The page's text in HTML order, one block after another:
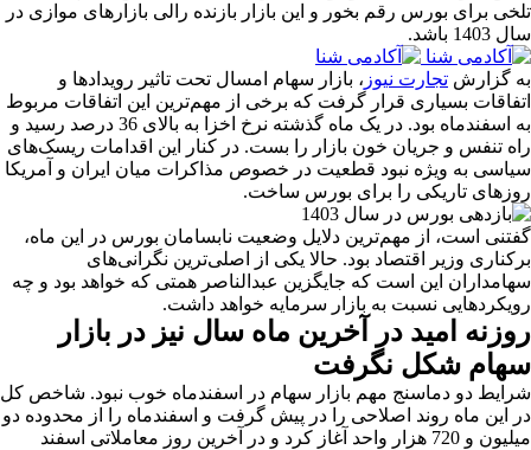
تلخی برای بورس رقم بخور و این بازار بازنده رالی بازارهای موازی در
سال 1403 باشد.
به گزارش تجارت نیوز ، بازار سهام امسال تحت تاثیر رویدادها و
اتفاقات بسیاری قرار گرفت که برخی از مهم‌ترین این اتفاقات مربوط
به اسفندماه بود. در یک ماه گذشته نرخ اخزا به بالای 36 درصد رسید و
راه تنفس و جریان خون بازار را بست. در کنار این اقدامات ریسک‌های
سیاسی به ویژه نبود قطعیت در خصوص مذاکرات میان ایران و آمریکا
روزهای تاریکی را برای بورس ساخت.
گفتنی است، از مهم‌ترین دلایل وضعیت نابسامان بورس در این ماه،
برکناری وزیر اقتصاد بود. حالا یکی از اصلی‌ترین نگرانی‌های
سهامداران این است که جایگزین عبدالناصر همتی که خواهد بود و چه
رویکردهایی نسبت به بازار سرمایه خواهد داشت.
روزنه امید در آخرین ماه سال نیز در بازار
سهام شکل نگرفت
شرایط دو دماسنج مهم بازار سهام در اسفندماه خوب نبود. شاخص کل
در این ماه روند اصلاحی را در پیش گرفت و اسفندماه را از محدوده دو
میلیون و 720 هزار واحد آغاز کرد و در آخرین روز معاملاتی اسفند